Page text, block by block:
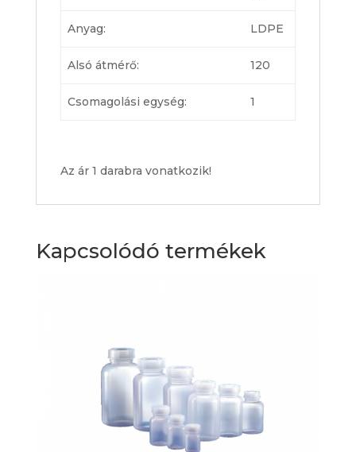
Anyag: LDPE
Alsó átmérő: 120
Csomagolási egység: 1
Az ár 1 darabra vonatkozik!
Kapcsolódó termékek